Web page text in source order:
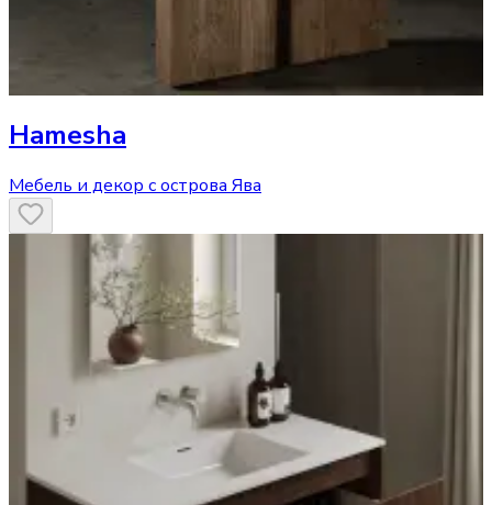
Hamesha
Мебель и декор с острова Ява